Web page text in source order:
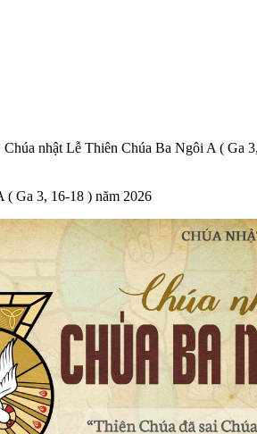
Chúa nhật Lễ Thiên Chúa Ba Ngôi A ( Ga
( Ga 3, 16-18 ) năm 2026